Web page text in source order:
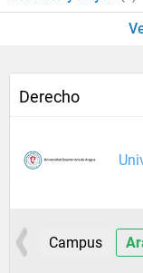
Derecho
Campus